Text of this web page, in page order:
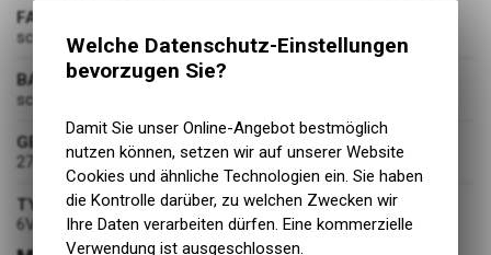
FARBE
schwarz
BASISFARBE
schwarz
GEWICHT
277 kg
TYPENSCHEINNUMMER
6VC234
Welche Datenschutz-Einstellungen
bevorzugen Sie?
Damit Sie unser Online-Angebot bestmöglich
nutzen können, setzen wir auf unserer Website
Cookies und ähnliche Technologien ein. Sie haben
die Kontrolle darüber, zu welchen Zwecken wir
Ihre Daten verarbeiten dürfen. Eine kommerzielle
Verwendung ist ausgeschlossen.